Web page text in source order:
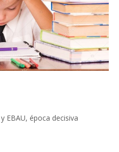
EBAU, época decisiva